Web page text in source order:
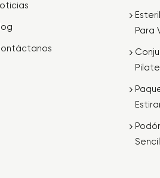
Para